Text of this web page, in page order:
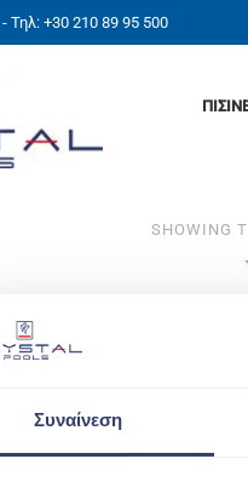
Συναίνεση
- Τηλ: +30 210 89 95 500
SHOWING